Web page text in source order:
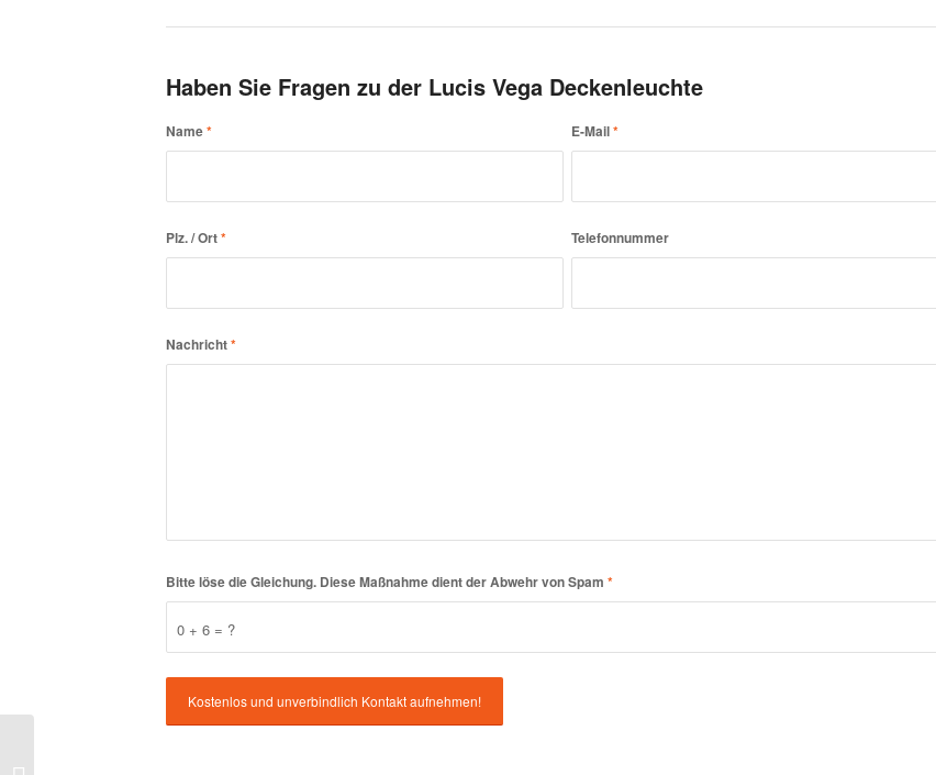
Haben Sie Fragen zu der Lucis Vega Deckenleuchte
Name* E-Mail*
Plz. / Ort* Telefonnummer
Nachricht*
0 + 6 = ?
Bitte löse die Gleichung. Diese Maßnahme dient der Abwehr von Spam *